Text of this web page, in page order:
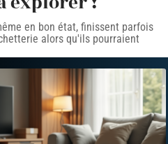
en bon état, finissent parfois
alors qu'ils pourraient